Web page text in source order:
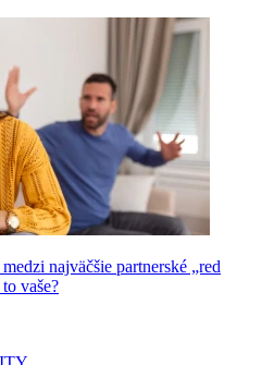
najväčšie partnerské „red
vaše?